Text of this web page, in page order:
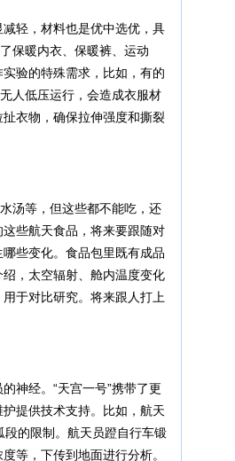
轻，材料也是优中选优，具
保暖内衣、保暖裤、运动
验的特殊需求，比如，有的
人低压运行，会造成衣服材
衣物，确保拉伸强度和撕裂
汤等，但这些都不能吃，还
些航天食品，将来要跟随对
些变化。食品包里既有成品
，太空辐射、舱内温度变化
于对比研究。将来跟人打上
神经。“天宫一号”携带了更
提供技术支持。比如，航天
的限制。航天员蹬自行车锻
等，下传到地面进行分析。